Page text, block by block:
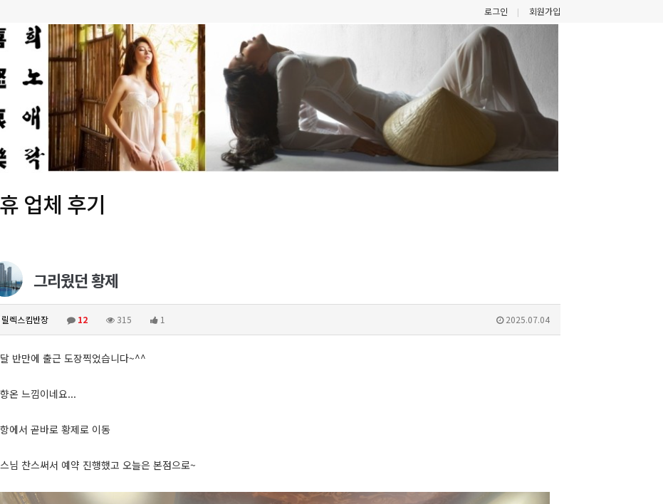
로그인 회원가입
업체 후기
그리웠던 황제
렉스킴반장 12 315 1 2025.07.04
반만에 출근 도장찍었습니다~^^
온 느낌이네요...
에서 곧바로 황제로 이동
님 찬스써서 예약 진행했고 오늘은 본점으로~